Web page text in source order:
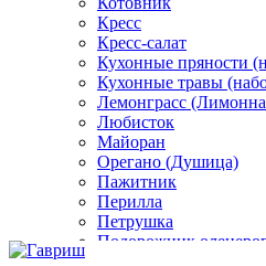
Кресс
Кресс-салат
Кухонные пряности
Кухонные травы
Лемонграсс
Любисток
Майоран
Орегано (Душица)
Пажитник
Перилла
Петрушка
Подорожник